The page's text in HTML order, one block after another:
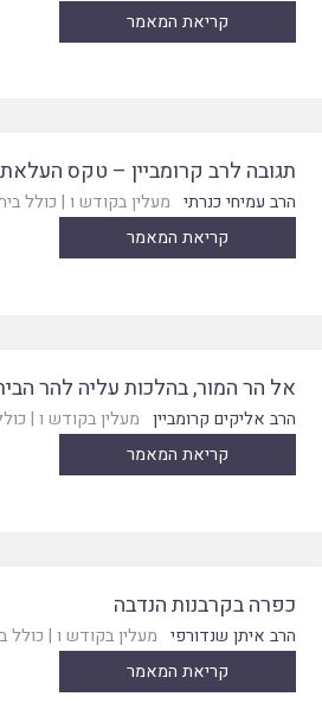
קריאת המאמר
תגובה לרב קרומביין – טקס העלאת
הרב עמיחי כנרתי מעלין בקודש ו | כולל
קריאת המאמר
אל הר המור, בהלכות עליה להר
הרב אליקים קרומביין מעלין בקודש ו |
קריאת המאמר
כפרה בקרבנות הנדבה
הרב איתן שנדורפי מעלין בקודש ו | כולל
קריאת המאמר